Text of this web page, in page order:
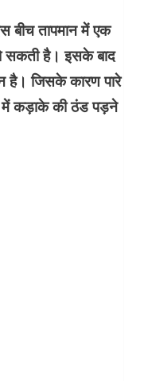
बीच तापमान में एक
सकती है। इसके बाद
है। जिसके कारण पारे
में कड़ाके की ठंड पड़ने